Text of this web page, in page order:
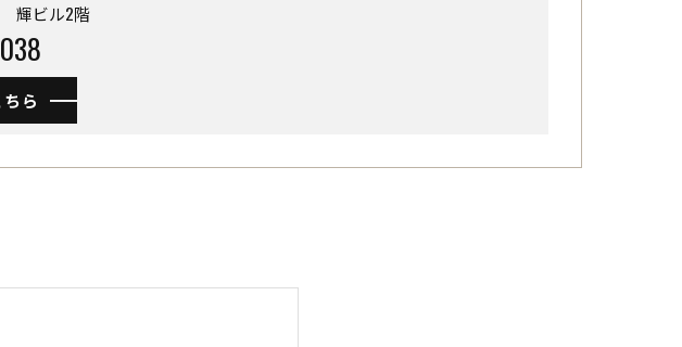
輝ビル2階
ら